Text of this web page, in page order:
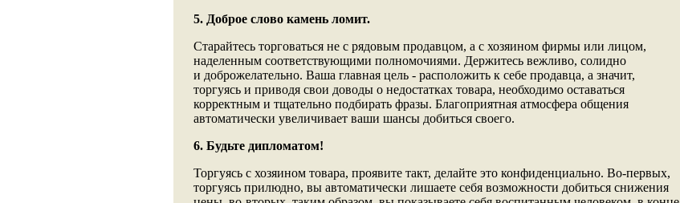
5. Доброе слово камень ломит.
Старайтесь торговаться не с рядовым продавцом, а с хозяином фирмы или лицом,
наделенным соответствующими полномочиями. Держитесь вежливо, солидно
и доброжелательно. Ваша главная цель - расположить к себе продавца, а значит,
торгуясь и приводя свои доводы о недостатках товара, необходимо оставаться
корректным и тщательно подбирать фразы. Благоприятная атмосфера общения
автоматически увеличивает ваши шансы добиться своего.
6. Будьте дипломатом!
Торгуясь с хозяином товара, проявите такт, делайте это конфиденциально. Во-первых,
торгуясь прилюдно, вы автоматически лишаете себя возможности добиться снижения